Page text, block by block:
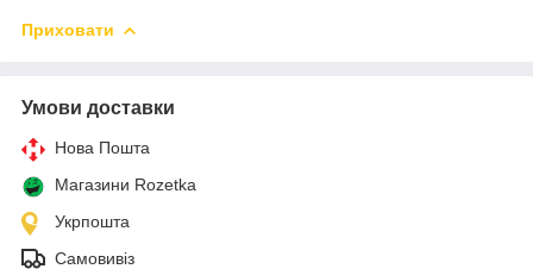
Приховати
Умови доставки
Нова Пошта
Магазини Rozetka
Укрпошта
Самовивіз